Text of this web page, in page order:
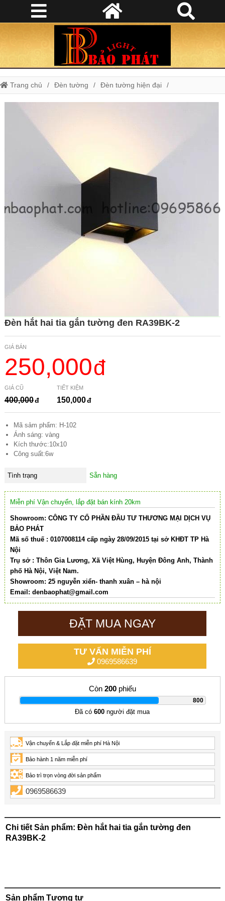
Trang chủ Đèn tường Đèn tường hiện đại
Đèn hắt hai tia gắn tường đen RA39BK-2
Đèn hắt hai tia gắn tường đen RA39BK-2
GIÁ BÁN
250,000
GIÁ CŨ
400,000
TIẾT KIỆM
150,000
Mã sảm phẩm: H-102
Ánh sáng: vàng
Kích thước:10x10
Công suất:6w
Tình trạng Sẵn hàng
Miễn phí Vận chuyển, lắp đặt bán kính 20km
Showroom: CÔNG TY CỔ PHẦN ĐẦU TƯ THƯƠNG MẠI DỊCH VỤ
BẢO PHÁT
Mã số thuế : 0107008114 cấp ngày 28/09/2015 tại sở KHĐT TP Hà
Nội
Trụ sở : Thôn Gia Lương, Xã Việt Hùng, Huyện Đông Anh, Thành
phố Hà Nội, Việt Nam.
Showroom: 25 nguyễn xiển- thanh xuân – hà nội
Email: denbaophat@gmail.com
ĐẶT MUA NGAY
TƯ VẤN MIỄN PHÍ
0969586639
Còn 200phiếu
800
|
Đã có600 người đặt mua
Vận chuyển & Lắp đặt miễn phí Hà Nội
Bảo hành 1 năm miễn phí
Bảo trì trọn vòng đời sản phẩm
0969586639
Chi tiết Sản phẩm: Đèn hắt hai tia gắn tường đen
RA39BK-2
Sản phẩm Tương tự